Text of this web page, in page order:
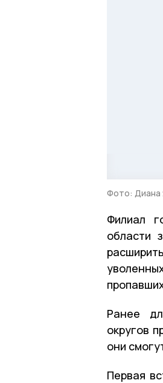
Фото: Диана
Филиал
области
Ранее
округов
они
Первая